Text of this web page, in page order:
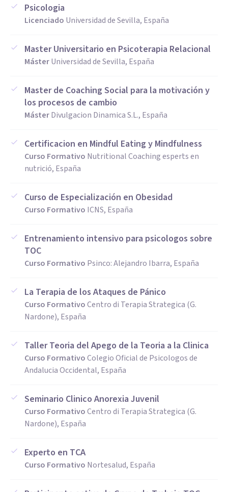
Psicologia
Licenciado Universidad de Sevilla, España
Master Universitario en Psicoterapia Relacional
MásterUniversidad de Sevilla, España
Master de Coaching Social para la motivación y
los procesos de cambio
MásterDivulgacion Dinamica S.L., España
Certificacion en Mindful Eating y Mindfulness
Curso Formativo Nutritional Coaching esperts en
nutrició, España
Curso de Especialización en Obesidad
Curso Formativo ICNS, España
Entrenamiento intensivo para psicologos sobre
TOC
Curso Formativo Psinco: Alejandro Ibarra, España
La Terapia de los Ataques de Pánico
Curso FormativoCentro di Terapia Strategica (G.
Nardone), España
Taller Teoria del Apego de la Teoria a la Clinica
Curso FormativoColegio Oficial de Psicologos de
Andalucia Occidental, España
Seminario Clinico Anorexia Juvenil
Curso FormativoCentro di Terapia Strategica (G.
Nardone), España
Experto en TCA
Curso Formativo Nortesalud, España